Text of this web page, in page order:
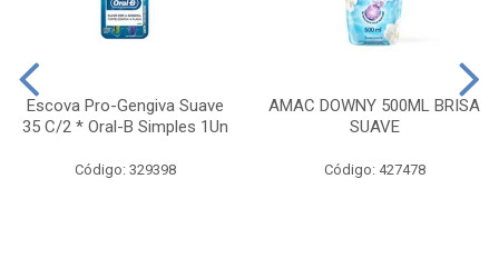
Escova Pro-Gengiva Suave
35 C/2 * Oral-B Simples 1Un
Código: 329398
AMAC DOWNY 500ML BRISA
SUAVE
Código: 427478